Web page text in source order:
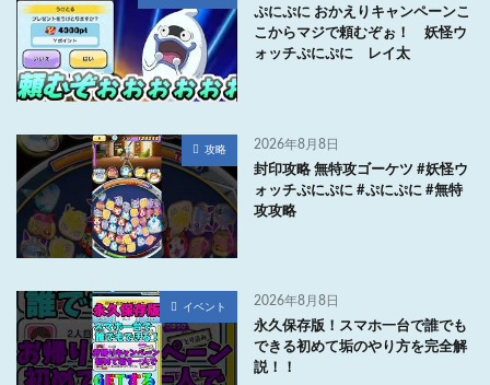
ぷにぷに おかえりキャンペーンこ
こからマジで頼むぞぉ！ 妖怪ウ
ォッチぷにぷに レイ太
攻略 2026年8月8日
封印攻略 無特攻ゴーケツ #妖怪ウ
ォッチぷにぷに #ぷにぷに #無特
攻攻略
イベント 2026年8月8日
永久保存版！スマホ一台で誰でも
できる初めて垢のやり方を完全解
説！！